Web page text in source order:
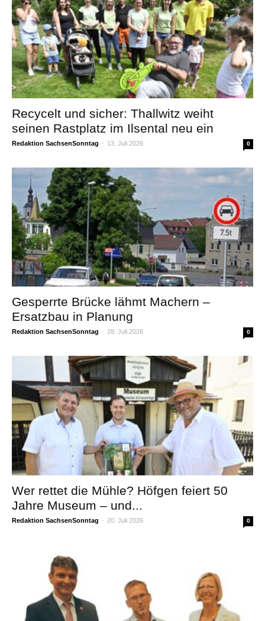
Recycelt und sicher: Thallwitz weiht
seinen Rastplatz im Ilsental neu ein
Redaktion SachsenSonntag - 13. Juli 2026 0
Gesperrte Brücke lähmt Machern –
Ersatzbau in Planung
Redaktion SachsenSonntag - 28. Juli 2026 0
Wer rettet die Mühle? Höfgen feiert 50
Jahre Museum – und...
Redaktion SachsenSonntag - 20. Juli 2026 0